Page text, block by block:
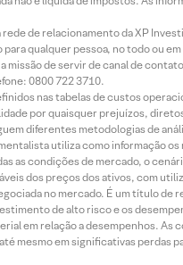
de relacionamento da XP
qualquer pessoa, no todo ou
missão de servir de canal de
0800 722 3710.
nas tabelas de custos
por quaisquer prejuízos,
diferentes metodologias de
utiliza como informação
as condições de mercado, o
dos preços dos ativos, com
no mercado. É um título
de alto risco e os
em relação a desempenhos.
mesmo em significativas perdas